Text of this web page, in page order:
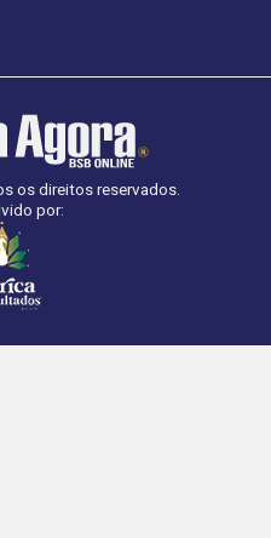
os direitos reservados.
por: